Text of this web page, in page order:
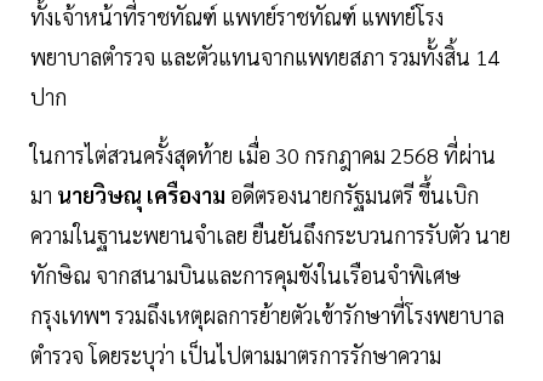
ทั้งเจ้าหน้าที่ราชทัณฑ์ แพทย์ราชทัณฑ์ แพทย์โรง
พยาบาลตำรวจ และตัวแทนจากแพทยสภา รวมทั้งสิ้น 14
ปาก
ในการไต่สวนครั้งสุดท้าย เมื่อ 30 กรกฎาคม 2568 ที่ผ่าน
มา นายวิษณุ เครืองาม อดีตรองนายกรัฐมนตรี ขึ้นเบิก
ความในฐานะพยานจำเลย ยืนยันถึงกระบวนการรับตัว นาย
ทักษิณ จากสนามบินและการคุมขังในเรือนจำพิเศษ
กรุงเทพฯ รวมถึงเหตุผลการย้ายตัวเข้ารักษาที่โรงพยาบาล
ตำรวจ โดยระบุว่า เป็นไปตามมาตรการรักษาความ